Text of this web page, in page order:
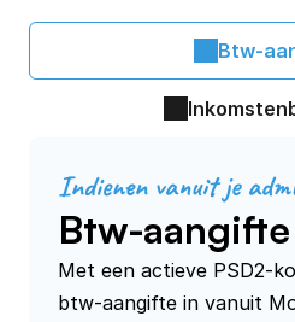
Btw-
Indienen vanuit je
Btw-aangifte
Met een actieve PSD2-